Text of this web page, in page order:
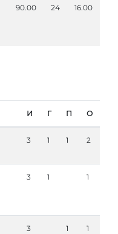
90.00 24 16.00
И Г П О
3 1 1 2
3 1 1
3 1 1